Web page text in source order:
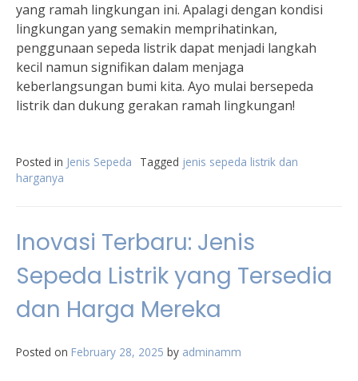
yang ramah lingkungan ini. Apalagi dengan kondisi
lingkungan yang semakin memprihatinkan,
penggunaan sepeda listrik dapat menjadi langkah
kecil namun signifikan dalam menjaga
keberlangsungan bumi kita. Ayo mulai bersepeda
listrik dan dukung gerakan ramah lingkungan!
Posted in Jenis Sepeda Tagged jenis sepeda listrik dan
harganya
Inovasi Terbaru: Jenis
Sepeda Listrik yang Tersedia
dan Harga Mereka
Posted on February 28, 2025 by adminamm